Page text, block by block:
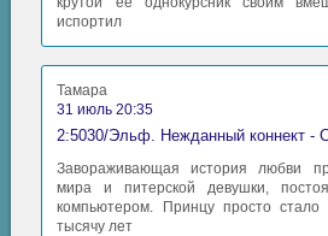
испортил
Тамара
31 июль 20:35
2:5030/Эльф. Нежданный коннект -
Завораживающая история любви
мира и питерской девушки,
компьютером. Принцу просто стало
тысячу лет